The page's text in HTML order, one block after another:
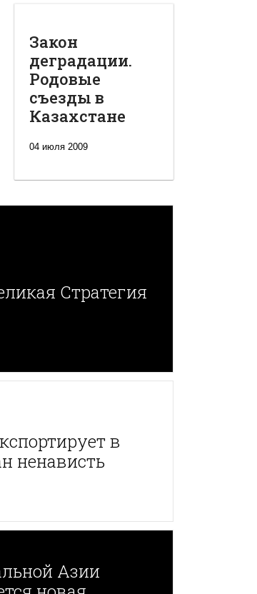
Закон
деградации.
Родовые
съезды в
Казахстане
04 июля 2009
Стратегия
в
ненависть
Азии